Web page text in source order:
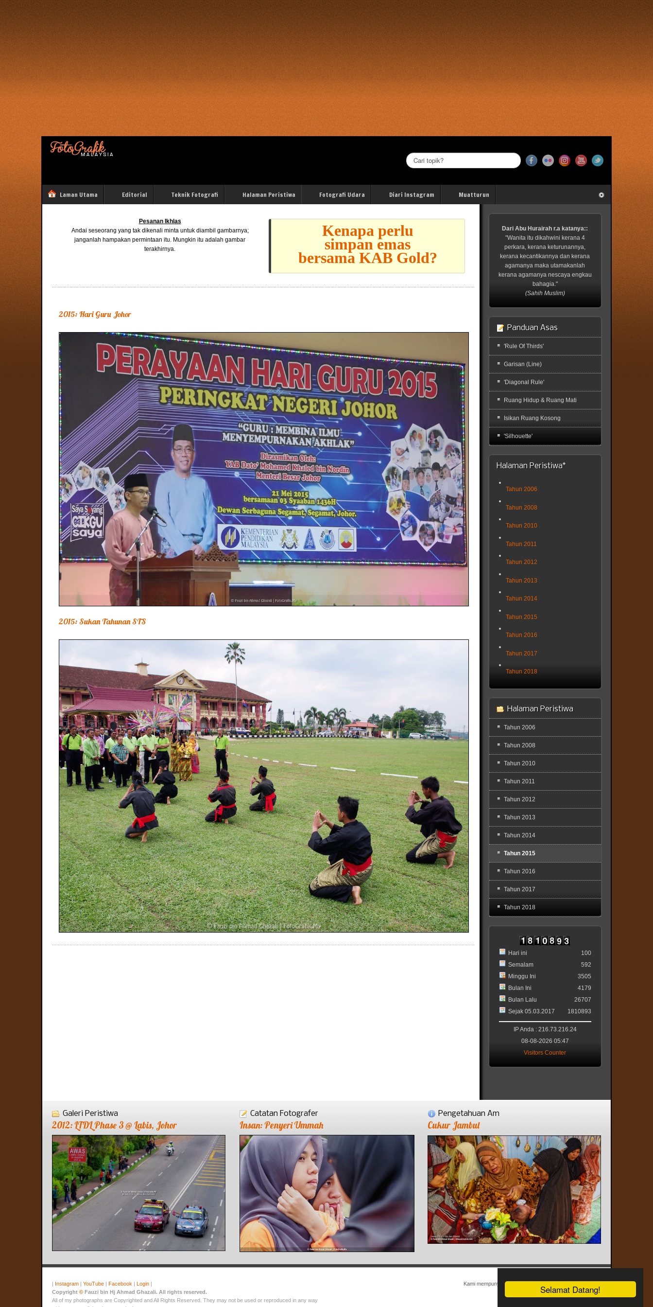
Selamat Datang!
Cari...
Laman Utama Editorial Teknik Fotografi Halaman Peristiwa Fotografi Udara Diari Instagram Muatturun
Pesanan Ikhlas
Andai seseorang yang tak dikenali minta untuk diambil gambarnya;
janganlah hampakan permintaan itu. Mungkin itu adalah gambar
terakhirnya.
Kenapa perlu
simpan emas
bersama KAB Gold?
2015: Hari Guru Johor
2015: Sukan Tahunan STS
Dari Abu Hurairah r.a katanya::
"Wanita itu dikahwini kerana 4
perkara, kerana keturunannya,
kerana kecantikannya dan kerana
agamanya maka utamakanlah
kerana agamanya nescaya engkau
bahagia."
(Sahih Muslim)
Panduan Asas
'Rule Of Thirds'
Garisan (Line)
'Diagonal Rule'
Ruang Hidup & Ruang Mati
Isikan Ruang Kosong
'Silhouette'
Halaman Peristiwa*
Tahun 2006
Tahun 2008
Tahun 2010
Tahun 2011
Tahun 2012
Tahun 2013
Tahun 2014
Tahun 2015
Tahun 2016
Tahun 2017
Tahun 2018
Halaman Peristiwa
Tahun 2006
Tahun 2008
Tahun 2010
Tahun 2011
Tahun 2012
Tahun 2013
Tahun 2014
Tahun 2015
Tahun 2016
Tahun 2017
Tahun 2018
Hari ini
Semalam
Minggu Ini
Bulan Ini
Bulan Lalu
Sejak 05.03.2017
100
592
3505
4179
26707
1810893
IP Anda : 216.73.216.24
08-08-2026 05:47
Visitors Counter
Galeri Peristiwa
2012: LTDL Phase 3 @ Labis, Johor
Catatan Fotografer
Insan: Penyeri Ummah
Pengetahuan Am
Cukur Jambul
| Instagram | YouTube | Facebook | Login |
Copyright © Fauzi bin Hj Ahmad Ghazali. All rights reserved.
All of my photographs are Copyrighted and All Rights Reserved. They may not be used or reproduced in any way
Kami mempunyai 91 pengunjung dan tiada ahli dalam talian